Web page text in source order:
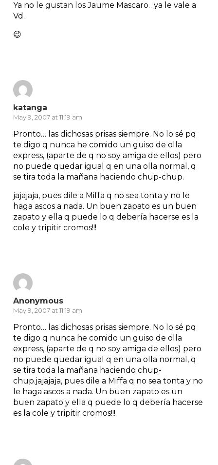
Ya no le gustan los Jaume Mascaro…ya le vale a
Vd.
😉
katanga
May 9, 2007 at 11:19 am
Pronto… las dichosas prisas siempre. No lo sé pq
te digo q nunca he comido un guiso de olla
express, (aparte de q no soy amiga de ellos) pero
no puede quedar igual q en una olla normal, q
se tira toda la mañana haciendo chup-chup.
jajajaja, pues dile a Miffa q no sea tonta y no le
haga ascos a nada. Un buen zapato es un buen
zapato y ella q puede lo q debería hacerse es la
cole y tripitir cromos!!!
Anonymous
May 9, 2007 at 11:19 am
Pronto… las dichosas prisas siempre. No lo sé pq
te digo q nunca he comido un guiso de olla
express, (aparte de q no soy amiga de ellos) pero
no puede quedar igual q en una olla normal, q
se tira toda la mañana haciendo chup-
chup.jajajaja, pues dile a Miffa q no sea tonta y no
le haga ascos a nada. Un buen zapato es un
buen zapato y ella q puede lo q debería hacerse
es la cole y tripitir cromos!!!